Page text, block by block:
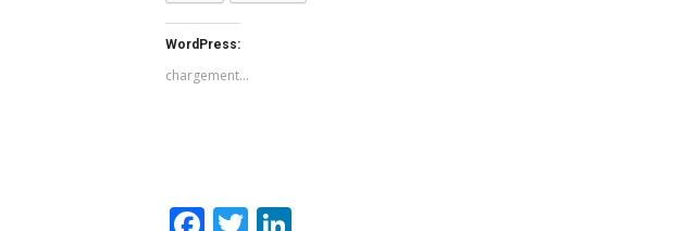
WordPress:
chargement…